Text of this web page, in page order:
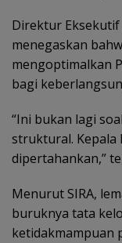
Direktur Eksekutif
menegaskan
mengoptimalkan
bagi
“Ini bukan lagi
struktural. Kepala
dipertahankan,”
Menurut SIRA,
buruknya tata
ketidakmampuan